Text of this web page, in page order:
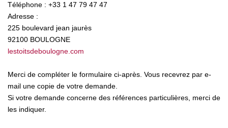
FAIRE GÉRER
Nous Rejoindre
Nos Actualités
Téléphone : +33 1 47 79 47 47
Adresse :
225 boulevard jean jaurès
92100 BOULOGNE
lestoitsdeboulogne.com
Merci de compléter le formulaire ci-après. Vous recevrez par e-
mail une copie de votre demande.
Si votre demande concerne des références particulières, merci de
les indiquer.